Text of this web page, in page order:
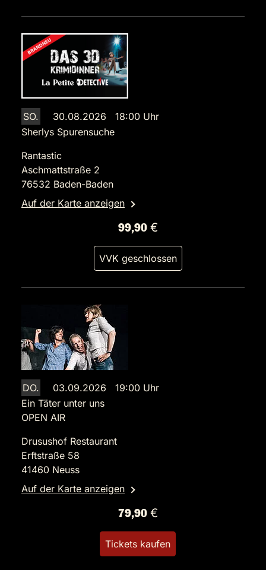
SO.
30.08.2026 18:00 Uhr
Sherlys Spurensuche
Rantastic
Aschmattstraße 2
76532 Baden-Baden
Auf der Karte anzeigen
99,90 €
VVK geschlossen
DO.
03.09.2026 19:00 Uhr
Ein Täter unter uns
OPEN AIR
Drusushof Restaurant
Erftstraße 58
41460 Neuss
Auf der Karte anzeigen
79,90 €
Tickets kaufen